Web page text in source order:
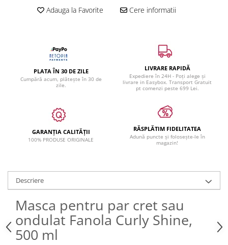
Adauga la Favorite Cere informatii
PLATA ÎN 30 DE ZILE
Cumpără acum, plătește în 30 de
zile.
LIVRARE RAPIDĂ
Expediere în 24H - Poți alege și
livrare in Easybox. Transport Gratuit
pt comenzi peste 699 Lei.
GARANȚIA CALITĂȚII
100% PRODUSE ORIGINALE
RĂSPLĂTIM FIDELITATEA
Adună puncte și folosește-le în
magazin!
Descriere
Masca pentru par cret sau
ondulat Fanola Curly Shine,
500 ml